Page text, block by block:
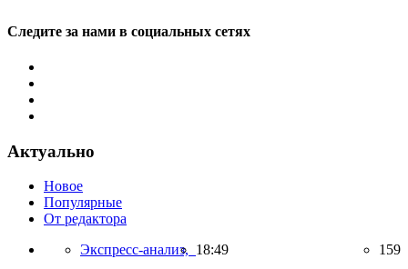
Следите за нами в социальных сетях
Актуально
Новое
Популярные
От редактора
Экспресс-анализ, 18:49 159